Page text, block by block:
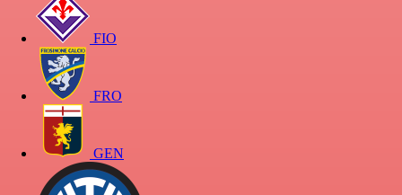
FIO
FRO
GEN